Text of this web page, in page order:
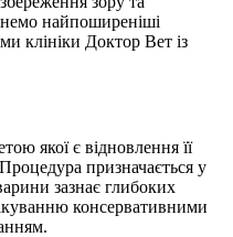
найпоширеніші
клініки Доктор Вет із
якої є відновлення її
призначається у
зазнає глибоких
консервативними